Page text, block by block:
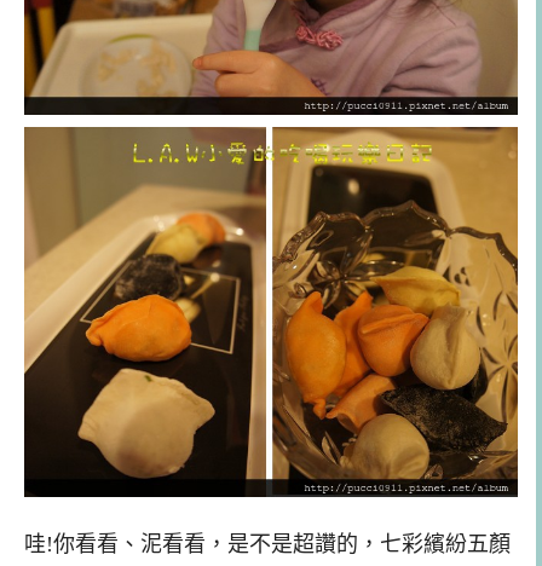
哇!你看看、泥看看，是不是超讚的，七彩繽紛五顏